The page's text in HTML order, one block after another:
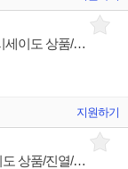
[ 시세이도그룹 ] [ 현대천호점/ 롯데강남점 ] 한국시세이도 상품/진열/지원 판매전문직원
지원하기
[ 시세이도그룹 ] [ 롯데백화점 포항점 ] 한국시세이도 상품/진열/지원 판매전문직원